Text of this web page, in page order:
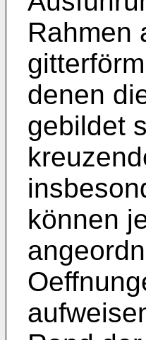
Rahmen
denen
gebildet
können